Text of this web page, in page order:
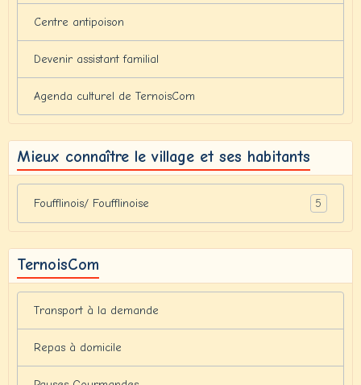
Centre antipoison
Devenir assistant familial
Agenda culturel de TernoisCom
Mieux connaître le village et ses habitants
Foufflinois/ Foufflinoise 5
TernoisCom
Transport à la demande
Repas à domicile